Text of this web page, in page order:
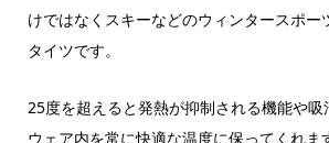
けではなくスキーなどのウィンタースポー
タイツです。
25度を超えると発熱が抑制される機能や吸
ウェア内を常に快適な温度に保ってくれま